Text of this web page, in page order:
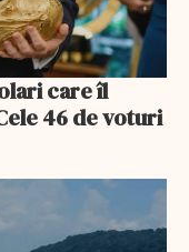
care îl
46 de voturi